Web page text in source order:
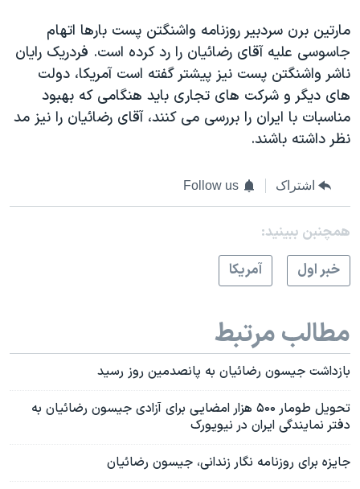
مارتین برن سردبیر روزنامه واشنگتن پست بارها اتهام
جاسوسی علیه آقای رضائیان را رد کرده است. فردریک رایان
ناشر واشنگتن پست نیز پیشتر گفته است آمریکا، دولت
های دیگر و شرکت های تجاری باید هنگامی که بهبود
مناسبات با ایران را بررسی می کنند، آقای رضائیان را نیز مد
نظر داشته باشند.
اشتراک Follow us
همچنبن ببینید:
خبر اول
آمريکا
مطالب مرتبط
بازداشت جیسون رضائیان به پانصدمین روز رسید
تحویل طومار ۵۰۰ هزار امضایی برای آزادی جیسون رضائیان به
دفتر نمایندگی ایران در نیویورک
جایزه برای روزنامه نگار زندانی، جیسون رضائیان